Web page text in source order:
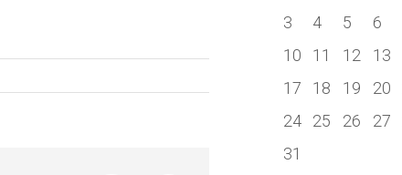
3
4 5 6
10
11 12 13
17
18 19 20
24
25 26 27
31